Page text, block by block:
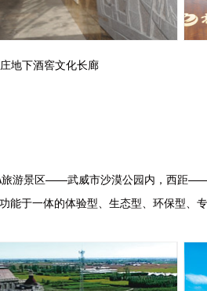
地下酒窖文化长廊
游景区——武威市沙漠公园内，西距
能于一体的体验型、生态型、环保型、专